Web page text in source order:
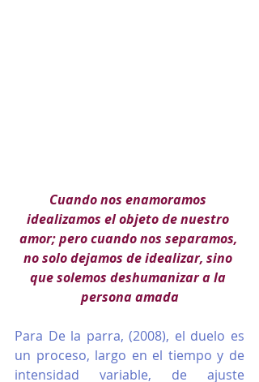
Cuando nos enamoramos
idealizamos el objeto de nuestro
amor; pero cuando nos separamos,
no solo dejamos de idealizar, sino
que solemos deshumanizar a la
persona amada
Para De la parra, (2008), el duelo es
un proceso, largo en el tiempo y de
intensidad variable, de ajuste